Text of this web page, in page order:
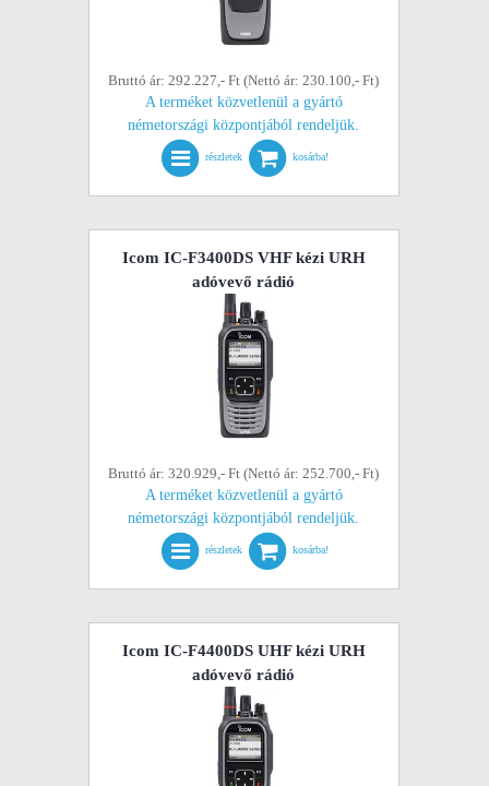
Bruttó ár: 292.227,- Ft (Nettó ár: 230.100,- Ft)
A terméket közvetlenül a gyártó
németországi központjából rendeljük.
részletek kosárba!
Icom IC-F3400DS VHF kézi URH
adóvevő rádió
Bruttó ár: 320.929,- Ft (Nettó ár: 252.700,- Ft)
A terméket közvetlenül a gyártó
németországi központjából rendeljük.
részletek kosárba!
Icom IC-F4400DS UHF kézi URH
adóvevő rádió